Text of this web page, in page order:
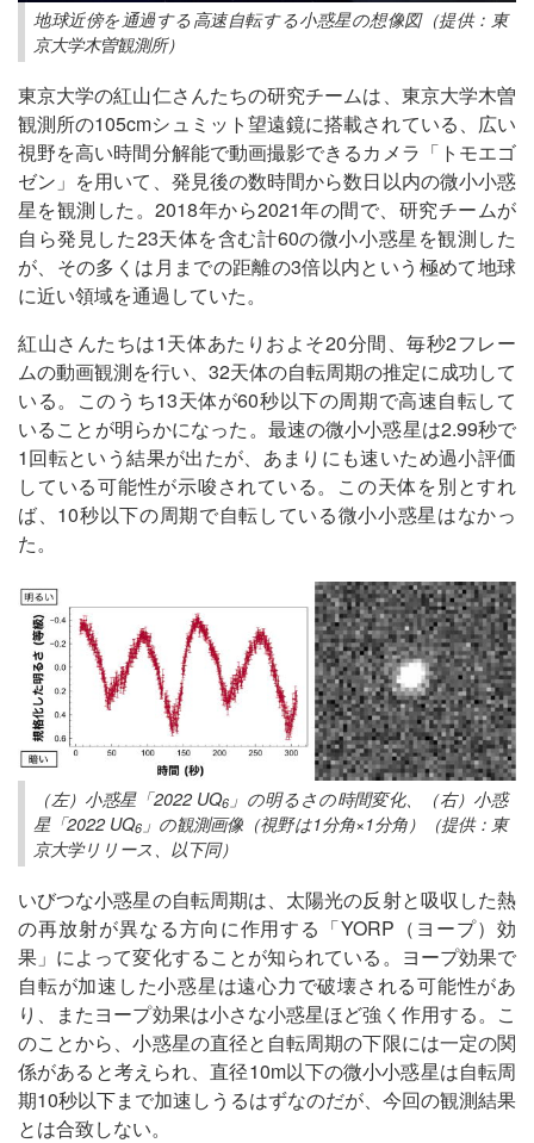
地球近傍を通過する高速自転する小惑星の想像図（提供：東
京大学木曽観測所）
東京大学の紅山仁さんたちの研究チームは、東京大学木曽
観測所の105cmシュミット望遠鏡に搭載されている、広い
視野を高い時間分解能で動画撮影できるカメラ「トモエゴ
ゼン」を用いて、発見後の数時間から数日以内の微小小惑
星を観測した。2018年から2021年の間で、研究チームが
自ら発見した23天体を含む計60の微小小惑星を観測した
が、その多くは月までの距離の3倍以内という極めて地球
に近い領域を通過していた。
紅山さんたちは1天体あたりおよそ20分間、毎秒2フレー
ムの動画観測を行い、32天体の自転周期の推定に成功して
いる。このうち13天体が60秒以下の周期で高速自転して
いることが明らかになった。最速の微小小惑星は2.99秒で
1回転という結果が出たが、あまりにも速いため過小評価
している可能性が示唆されている。この天体を別とすれ
ば、10秒以下の周期で自転している微小小惑星はなかっ
た。
（左）小惑星「2022 UQ6 」の明るさの時間変化、（右）小惑
星「2022 UQ6 」の観測画像（視野は1分角×1分角）（提供：東
京大学リリース、以下同）
いびつな小惑星の自転周期は、太陽光の反射と吸収した熱
の再放射が異なる方向に作用する「YORP（ヨープ）効
果」によって変化することが知られている。ヨープ効果で
自転が加速した小惑星は遠心力で破壊される可能性があ
り、またヨープ効果は小さな小惑星ほど強く作用する。こ
のことから、小惑星の直径と自転周期の下限には一定の関
係があると考えられ、直径10m以下の微小小惑星は自転周
期10秒以下まで加速しうるはずなのだが、今回の観測結果
とは合致しない。